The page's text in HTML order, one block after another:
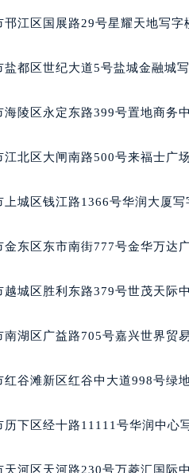
无锡市梁溪区人民中路
苏州市苏州工业园区星
南宁市青秀区金湖路
泉州市丰泽区宝洲路
烟台市芝罘区胜利路
贵阳市南明区都司高架
石家庄市长安区中山东
海口市龙华区金贸东路
台州市椒江区东海大
甘肃省兰州市七里河
黑龙江省大庆市萨尔图
邗江区国展路29号星耀天地写字
盐都区世纪大道5号盐城金融城
海陵区永定东路399号置地商务
江北区大闸南路500号来福士广
上城区钱江路1366号华润大厦
金东区东市南街777号金华万达
越城区胜利东路379号世茂天际
南湖区广益路705号嘉兴世界贸
红谷滩新区红谷中大道998号绿
历下区经十路11111号华润中心
天河区天河路230号万菱汇国际